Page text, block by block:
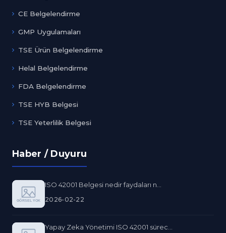
CE Belgelendirme
GMP Uygulamaları
TSE Ürün Belgelendirme
Helal Belgelendirme
FDA Belgelendirme
TSE HYB Belgesi
TSE Yeterlilik Belgesi
Haber / Duyuru
ISO 42001 Belgesi nedir faydaları n...
2026-02-22
Yapay Zeka Yönetimi ISO 42001 sürec...